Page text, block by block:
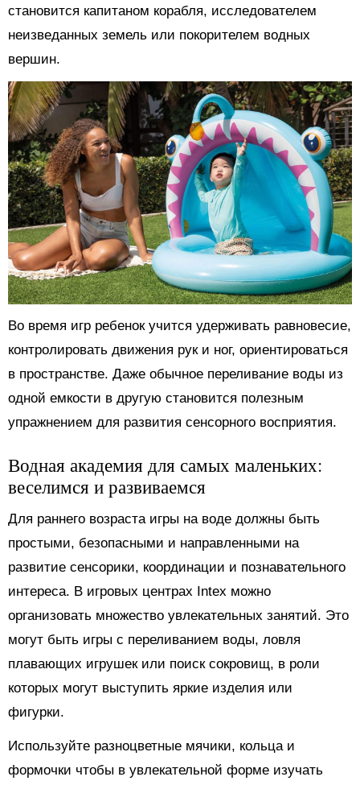
становится капитаном корабля, исследователем
неизведанных земель или покорителем водных
вершин.
Во время игр ребенок учится удерживать равновесие,
контролировать движения рук и ног, ориентироваться
в пространстве. Даже обычное переливание воды из
одной емкости в другую становится полезным
упражнением для развития сенсорного восприятия.
Водная академия для самых маленьких:
веселимся и развиваемся
Для раннего возраста игры на воде должны быть
простыми, безопасными и направленными на
развитие сенсорики, координации и познавательного
интереса. В игровых центрах Intex можно
организовать множество увлекательных занятий. Это
могут быть игры с переливанием воды, ловля
плавающих игрушек или поиск сокровищ, в роли
которых могут выступить яркие изделия или
фигурки.
Используйте разноцветные мячики, кольца и
формочки чтобы в увлекательной форме изучать